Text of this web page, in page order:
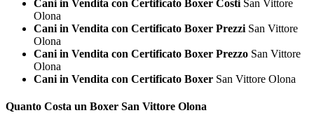
Cani in Vendita con Certificato Boxer Costi San Vittore
Olona
Cani in Vendita con Certificato Boxer Prezzi San Vittore
Olona
Cani in Vendita con Certificato Boxer Prezzo San Vittore
Olona
Cani in Vendita con Certificato Boxer San Vittore Olona
Quanto Costa un Boxer San Vittore Olona